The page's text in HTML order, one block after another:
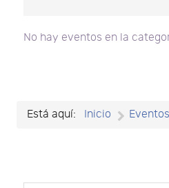
No hay eventos en la
Está aquí: Inicio Eventos